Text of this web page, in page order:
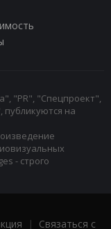
"PR", "Спецпроект",
на
- строго
| Связаться с